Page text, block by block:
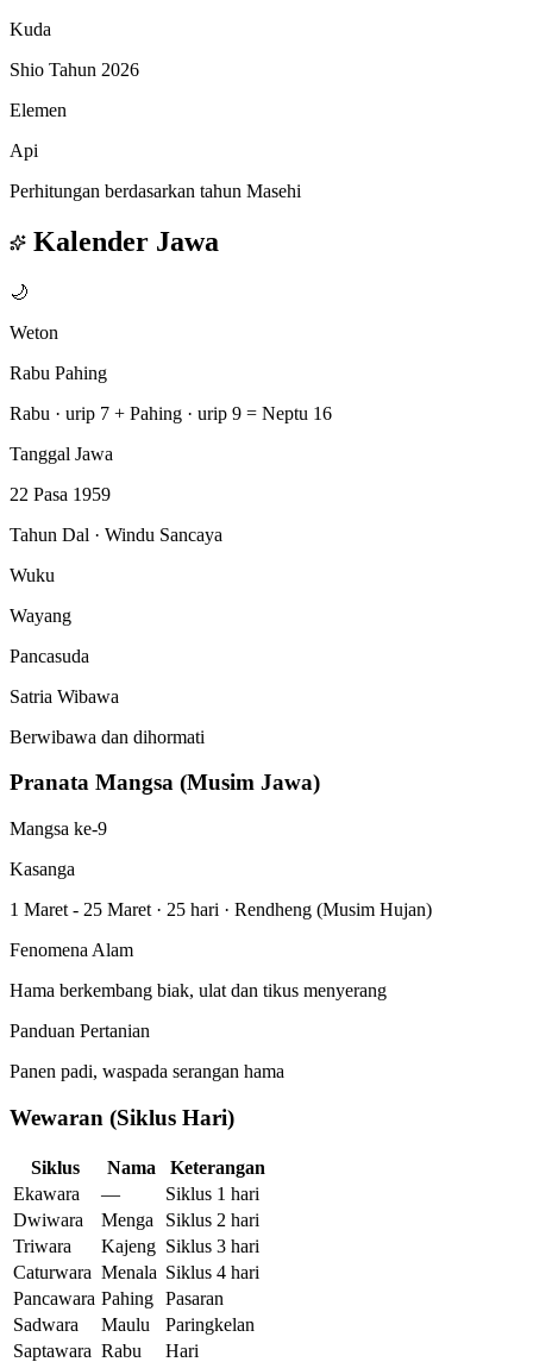
Kuda
Shio Tahun 2026
Elemen
Api
Perhitungan berdasarkan tahun Masehi
Kalender Jawa
🌙
Weton
Rabu Pahing
Rabu · urip 7 + Pahing · urip 9 = Neptu 16
Tanggal Jawa
22 Pasa 1959
Tahun Dal · Windu Sancaya
Wuku
Wayang
Pancasuda
Satria Wibawa
Berwibawa dan dihormati
Pranata Mangsa (Musim Jawa)
Mangsa ke-9
Kasanga
1 Maret - 25 Maret · 25 hari · Rendheng (Musim Hujan)
Fenomena Alam
Hama berkembang biak, ulat dan tikus menyerang
Panduan Pertanian
Panen padi, waspada serangan hama
Wewaran (Siklus Hari)
Siklus Nama
Keterangan
Ekawara
—
Siklus 1 hari
Dwiwara
Menga
Siklus 2 hari
Triwara
Kajeng Siklus 3 hari
Caturwara Menala Siklus 4 hari
Pancawara Pahing Pasaran
Sadwara
Maulu
Paringkelan
Saptawara Rabu
Hari